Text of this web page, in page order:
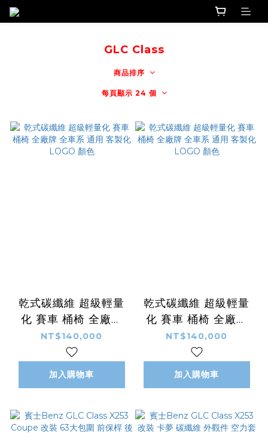
GLC Class
商品排序
每頁顯示 24 個
乾式碳纖維 超級輕量
化 賽車 桶椅 全廠牌
全車系 通用 客製化
LOGO 顏色
NT$140,000
加入購物車
乾式碳纖維 超級輕量
化 賽車 桶椅 全廠牌
全車系 通用 客製化
LOGO 顏色
NT$140,000
加入購物車